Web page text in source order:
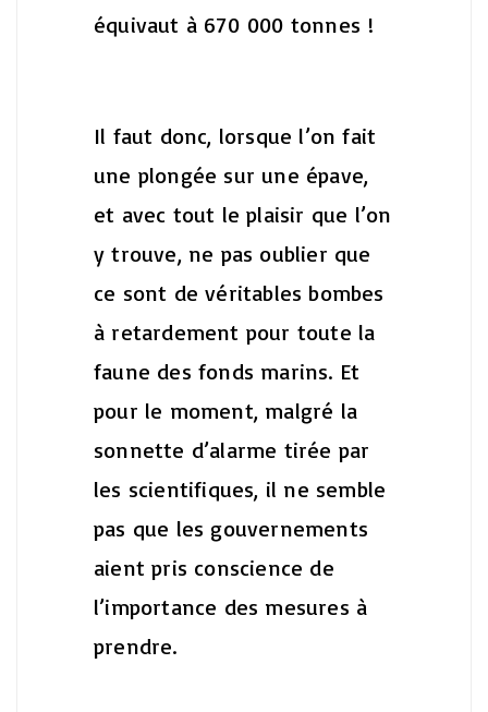
équivaut à 670 000 tonnes !
Il faut donc, lorsque l’on fait
une plongée sur une épave,
et avec tout le plaisir que l’on
y trouve, ne pas oublier que
ce sont de véritables bombes
à retardement pour toute la
faune des fonds marins. Et
pour le moment, malgré la
sonnette d’alarme tirée par
les scientifiques, il ne semble
pas que les gouvernements
aient pris conscience de
l’importance des mesures à
prendre.